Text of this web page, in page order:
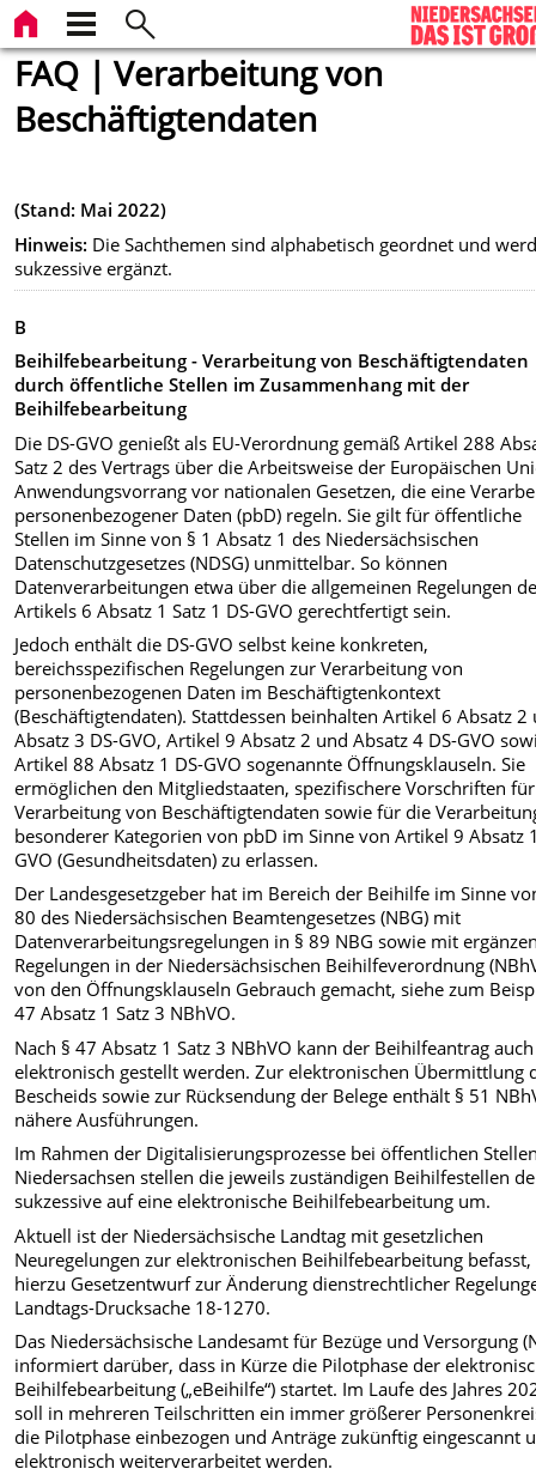
FAQ | Verarbeitung von
Beschäftigtendaten
(Stand: Mai 2022)
Hinweis: Die Sachthemen sind alphabetisch geordnet und
sukzessive ergänzt.
B
Beihilfebearbeitung - Verarbeitung von Beschäftigtendaten
durch öffentliche Stellen im Zusammenhang mit der
Beihilfebearbeitung
Die DS-GVO genießt als EU-Verordnung gemäß Artikel 288
Satz 2 des Vertrags über die Arbeitsweise der Europäischen
Anwendungsvorrang vor nationalen Gesetzen, die eine
personenbezogener Daten (pbD) regeln. Sie gilt für öffentliche
Stellen im Sinne von § 1 Absatz 1 des Niedersächsischen
Datenschutzgesetzes (NDSG) unmittelbar. So können
Datenverarbeitungen etwa über die allgemeinen Regelungen
Artikels 6 Absatz 1 Satz 1 DS-GVO gerechtfertigt sein.
Jedoch enthält die DS-GVO selbst keine konkreten,
bereichsspezifischen Regelungen zur Verarbeitung von
personenbezogenen Daten im Beschäftigtenkontext
(Beschäftigtendaten). Stattdessen beinhalten Artikel 6 Absatz 2
Absatz 3 DS-GVO, Artikel 9 Absatz 2 und Absatz 4 DS-GVO
Artikel 88 Absatz 1 DS-GVO sogenannte Öffnungsklauseln. Sie
ermöglichen den Mitgliedstaaten, spezifischere Vorschriften
Verarbeitung von Beschäftigtendaten sowie für die
besonderer Kategorien von pbD im Sinne von Artikel 9 Absatz
GVO (Gesundheitsdaten) zu erlassen.
Der Landesgesetzgeber hat im Bereich der Beihilfe im Sinne
80 des Niedersächsischen Beamtengesetzes (NBG) mit
Datenverarbeitungsregelungen in § 89 NBG sowie mit
Regelungen in der Niedersächsischen Beihilfeverordnung
von den Öffnungsklauseln Gebrauch gemacht, siehe zum
47 Absatz 1 Satz 3 NBhVO.
Nach § 47 Absatz 1 Satz 3 NBhVO kann der Beihilfeantrag auch
elektronisch gestellt werden. Zur elektronischen Übermittlung
Bescheids sowie zur Rücksendung der Belege enthält § 51
nähere Ausführungen.
Im Rahmen der Digitalisierungsprozesse bei öffentlichen
Niedersachsen stellen die jeweils zuständigen Beihilfestellen
sukzessive auf eine elektronische Beihilfebearbeitung um.
Aktuell ist der Niedersächsische Landtag mit gesetzlichen
Neuregelungen zur elektronischen Beihilfebearbeitung befasst,
hierzu Gesetzentwurf zur Änderung dienstrechtlicher
Landtags-Drucksache 18-1270.
Das Niedersächsische Landesamt für Bezüge und Versorgung
informiert darüber, dass in Kürze die Pilotphase der
Beihilfebearbeitung („eBeihilfe“) startet. Im Laufe des Jahres
soll in mehreren Teilschritten ein immer größerer
die Pilotphase einbezogen und Anträge zukünftig eingescannt
elektronisch weiterverarbeitet werden.